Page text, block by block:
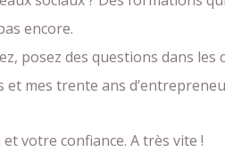
encore.
posez des questions dans
et mes trente ans
votre confiance. A très vite !